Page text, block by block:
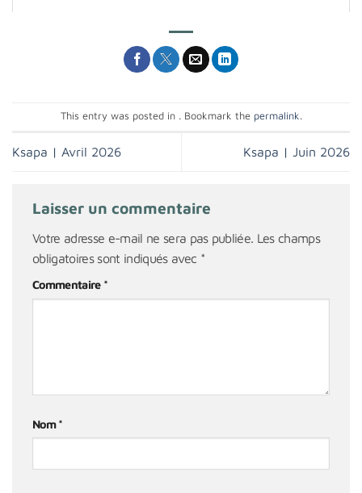
This entry was posted in . Bookmark the permalink.
Ksapa | Avril 2026 Ksapa | Juin 2026
Laisser un commentaire
Votre adresse e-mail ne sera pas publiée. Les champs
obligatoires sont indiqués avec *
Commentaire *
Nom*